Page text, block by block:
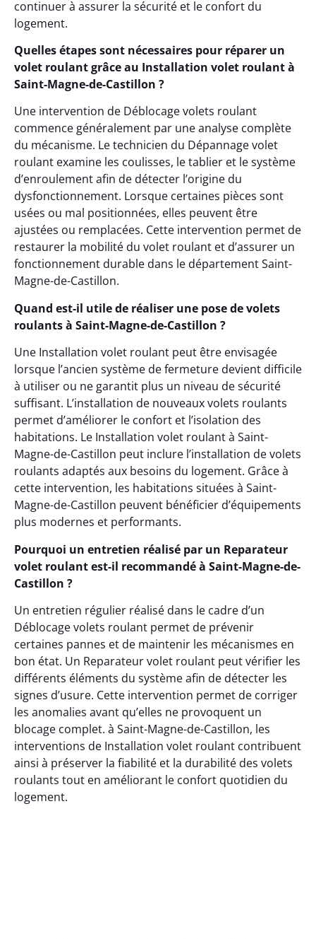
continuer à assurer la sécurité et le confort du
logement.
Quelles étapes sont nécessaires pour réparer un
volet roulant grâce au Installation volet roulant à
Saint-Magne-de-Castillon ?
Une intervention de Déblocage volets roulant
commence généralement par une analyse complète
du mécanisme. Le technicien du Dépannage volet
roulant examine les coulisses, le tablier et le système
d’enroulement afin de détecter l’origine du
dysfonctionnement. Lorsque certaines pièces sont
usées ou mal positionnées, elles peuvent être
ajustées ou remplacées. Cette intervention permet de
restaurer la mobilité du volet roulant et d’assurer un
fonctionnement durable dans le département Saint-
Magne-de-Castillon.
Quand est-il utile de réaliser une pose de volets
roulants à Saint-Magne-de-Castillon ?
Une Installation volet roulant peut être envisagée
lorsque l’ancien système de fermeture devient difficile
à utiliser ou ne garantit plus un niveau de sécurité
suffisant. L’installation de nouveaux volets roulants
permet d’améliorer le confort et l’isolation des
habitations. Le Installation volet roulant à Saint-
Magne-de-Castillon peut inclure l’installation de volets
roulants adaptés aux besoins du logement. Grâce à
cette intervention, les habitations situées à Saint-
Magne-de-Castillon peuvent bénéficier d’équipements
plus modernes et performants.
Pourquoi un entretien réalisé par un Reparateur
volet roulant est-il recommandé à Saint-Magne-de-
Castillon ?
Un entretien régulier réalisé dans le cadre d’un
Déblocage volets roulant permet de prévenir
certaines pannes et de maintenir les mécanismes en
bon état. Un Reparateur volet roulant peut vérifier les
différents éléments du système afin de détecter les
signes d’usure. Cette intervention permet de corriger
les anomalies avant qu’elles ne provoquent un
blocage complet. à Saint-Magne-de-Castillon, les
interventions de Installation volet roulant contribuent
ainsi à préserver la fiabilité et la durabilité des volets
roulants tout en améliorant le confort quotidien du
logement.